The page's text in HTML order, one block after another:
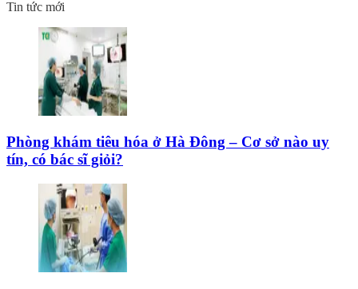
Tin tức mới
Phòng khám tiêu hóa ở Hà Đông – Cơ sở nào uy
tín, có bác sĩ giỏi?